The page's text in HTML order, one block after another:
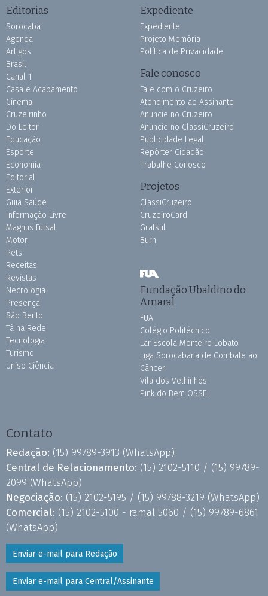
Editorias
Sorocaba
Agenda
Artigos
Brasil
Canal 1
Casa e Acabamento
Cinema
Cruzeirinho
Do Leitor
Educação
Esporte
Economia
Editorial
Exterior
Guia Saúde
Informação Livre
Magnus Futsal
Motor
Pets
Receitas
Revistas
Necrologia
Presença
São Bento
Tá na Rede
Tecnologia
Turismo
Uniso Ciência
Expediente
Expediente
Projeto Memória
Política de Privacidade
Fale conosco
Fale com o Cruzeiro
Atendimento ao Assinante
Anuncie no Cruzeiro
Anuncie no ClassiCruzeiro
Publicidade Legal
Repórter Cidadão
Trabalhe Conosco
Projetos
ClassiCruzeiro
CruzeiroCard
Grafsul
Burh
Fundação Ubaldino do
Amaral
FUA
Colégio Politécnico
Lar Escola Monteiro Lobato
Liga Sorocabana de Combate ao
Câncer
Vila dos Velhinhos
Pink do Bem OSSEL
Contato
Redação: (15) 99789-3913 (WhatsApp)
Central de Relacionamento: (15) 2102-5110 / (15) 99789-
2099 (WhatsApp)
Negociação: (15) 2102-5195 / (15) 99788-3219 (WhatsApp)
Comercial: (15) 2102-5100 - ramal 5060 / (15) 99789-6861
(WhatsApp)
Enviar e-mail para Redação
Enviar e-mail para Central/Assinante